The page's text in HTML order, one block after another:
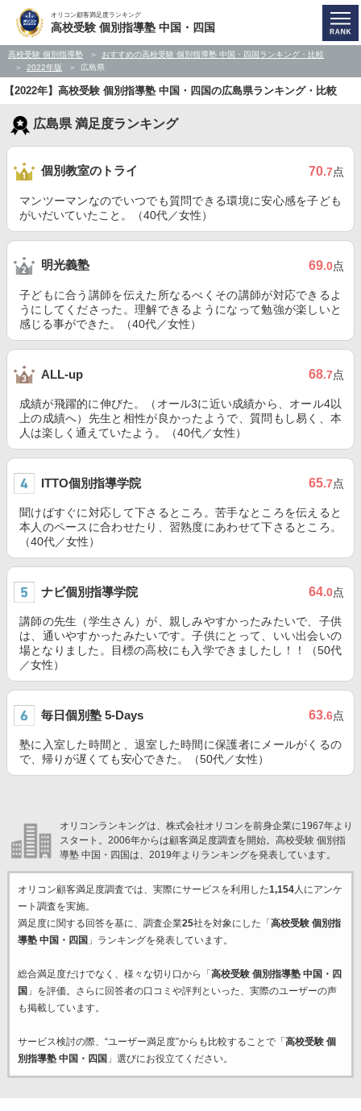
オリコン顧客満足度ランキング
高校受験 個別指導塾 中国・四国
高校受験 個別指導塾
おすすめの高校受験 個別指導塾 中国・四国ランキング・比較
2022年版
広島県
【2022年】高校受験 個別指導塾 中国・四国の広島県ランキング・比較
広島県 満足度ランキング
個別教室のトライ 70.7点
マンツーマンなのでいつでも質問できる環境に安心感を子ども
がいだいていたこと。（40代／女性）
明光義塾 69.0点
子どもに合う講師を伝えた所なるべくその講師が対応できるよ
うにしてくださった。理解できるようになって勉強が楽しいと
感じる事ができた。（40代／女性）
ALL-up 68.7点
成績が飛躍的に伸びた。（オール3に近い成績から、オール4以
上の成績へ）先生と相性が良かったようで、質問もし易く、本
人は楽しく通えていたよう。（40代／女性）
ITTO個別指導学院 65.7点
聞けばすぐに対応して下さるところ。苦手なところを伝えると
本人のペースに合わせたり、習熟度にあわせて下さるところ。
（40代／女性）
ナビ個別指導学院 64.0点
講師の先生（学生さん）が、親しみやすかったみたいで、子供
は、通いやすかったみたいです。子供にとって、いい出会いの
場となりました。目標の高校にも入学できましたし！！（50代
／女性）
毎日個別塾 5-Days 63.6点
塾に入室した時間と、退室した時間に保護者にメールがくるの
で、帰りが遅くても安心できた。（50代／女性）
オリコンランキングは、株式会社オリコンを前身企業に1967年より
スタート。2006年からは顧客満足度調査を開始。高校受験 個別指
導塾 中国・四国は、2019年よりランキングを発表しています。
オリコン顧客満足度調査では、実際にサービスを利用した1,154人にアンケ
ート調査を実施。
満足度に関する回答を基に、調査企業25社を対象にした「 高校受験 個別指
導塾 中国・四国 」ランキングを発表しています。
総合満足度だけでなく、様々な切り口から「 高校受験 個別指導塾 中国・四
国 」を評価。さらに回答者の口コミや評判といった、実際のユーザーの声
も掲載しています。
サービス検討の際、“ユーザー満足度”からも比較することで「 高校受験 個
別指導塾 中国・四国 」選びにお役立てください。